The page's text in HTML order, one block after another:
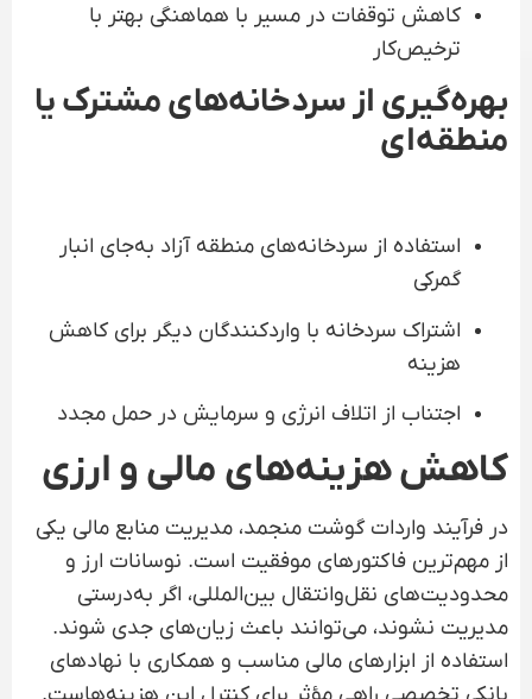
کاهش توقفات در مسیر با هماهنگی بهتر با
ترخیص‌کار
بهره‌گیری از سردخانه‌های مشترک یا
منطقه‌ای
استفاده از سردخانه‌های منطقه آزاد به‌جای انبار
گمرکی
اشتراک سردخانه با واردکنندگان دیگر برای کاهش
هزینه
اجتناب از اتلاف انرژی و سرمایش در حمل مجدد
کاهش هزینه‌های مالی و ارزی
در فرآیند واردات گوشت منجمد، مدیریت منابع مالی یکی
از مهم‌ترین فاکتورهای موفقیت است. نوسانات ارز و
محدودیت‌های نقل‌وانتقال بین‌المللی، اگر به‌درستی
مدیریت نشوند، می‌توانند باعث زیان‌های جدی شوند.
استفاده از ابزارهای مالی مناسب و همکاری با نهادهای